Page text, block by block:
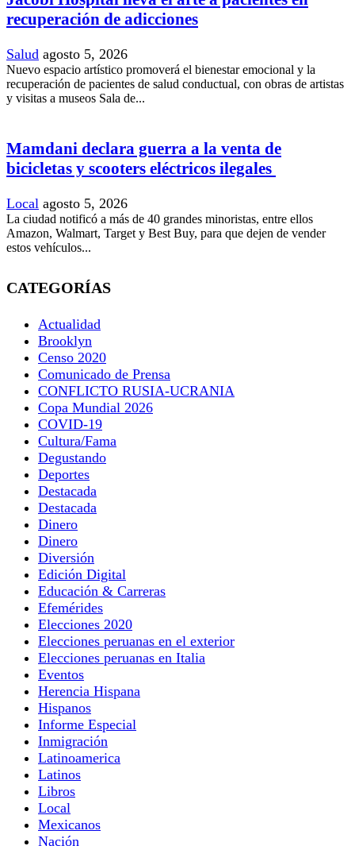
recuperación de adicciones
Salud agosto 5, 2026
Nuevo espacio artístico promoverá el bienestar emocional y la
recuperación de pacientes de salud conductual, con obras de artistas
y visitas a museos Sala de...
Mamdani declara guerra a la venta de
bicicletas y scooters eléctricos ilegales
Local agosto 5, 2026
La ciudad notificó a más de 40 grandes minoristas, entre ellos
Amazon, Walmart, Target y Best Buy, para que dejen de vender
estos vehículos...
CATEGORÍAS
Actualidad
Brooklyn
Censo 2020
Comunicado de Prensa
CONFLICTO RUSIA-UCRANIA
Copa Mundial 2026
COVID-19
Cultura/Fama
Degustando
Deportes
Destacada
Destacada
Dinero
Dinero
Diversión
Edición Digital
Educación & Carreras
Efemérides
Elecciones 2020
Elecciones peruanas en el exterior
Elecciones peruanas en Italia
Eventos
Herencia Hispana
Hispanos
Informe Especial
Inmigración
Latinoamerica
Latinos
Libros
Local
Mexicanos
Nación